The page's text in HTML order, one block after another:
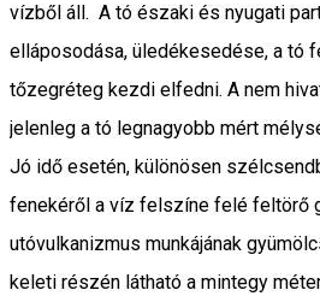
vízből áll. A tó északi és nyugati
elláposodása, üledékesedése, a tó
tőzegréteg kezdi elfedni. A nem
jelenleg a tó legnagyobb mért
Jó idő esetén, különösen
fenekéről a víz felszíne felé feltörő
utóvulkanizmus munkájának
keleti részén látható a mintegy